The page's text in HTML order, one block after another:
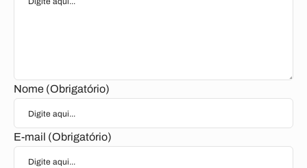
Nome (Obrigatório)
E-mail (Obrigatório)